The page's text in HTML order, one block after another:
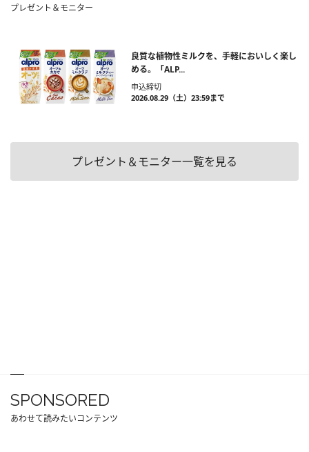
プレゼント＆モニター
良質な植物性ミルクを、手軽においしく楽し
める。「ALP...
申込締切
2026.08.29（土）23:59まで
プレゼント＆モニター一覧を見る
SPONSORED
あわせて読みたいコンテンツ